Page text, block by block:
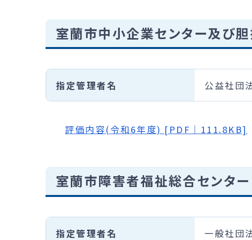
室蘭市中小企業センター及び
指定管理者名 公益社団
評価内容(令和6年度) [PDF｜111.8KB]
室蘭市障害者福祉総合センター
指定管理者名 一般社団